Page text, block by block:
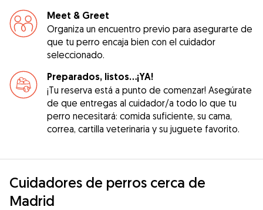
Meet & Greet
Organiza un encuentro previo para asegurarte de
que tu perro encaja bien con el cuidador
seleccionado.
Preparados, listos...¡YA!
¡Tu reserva está a punto de comenzar! Asegúrate
de que entregas al cuidador/a todo lo que tu
perro necesitará: comida suficiente, su cama,
correa, cartilla veterinaria y su juguete favorito.
Cuidadores de perros cerca de
Madrid